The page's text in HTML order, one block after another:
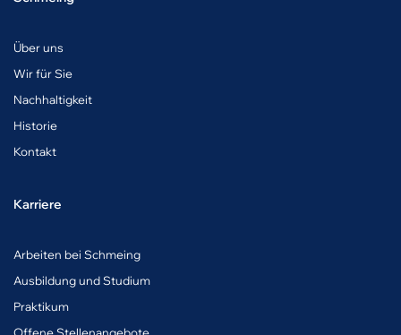
Über uns
Wir für Sie
Nachhaltigkeit
Historie
Kontakt
Karriere
Arbeiten bei Schmeing
Ausbildung und Studium
Praktikum